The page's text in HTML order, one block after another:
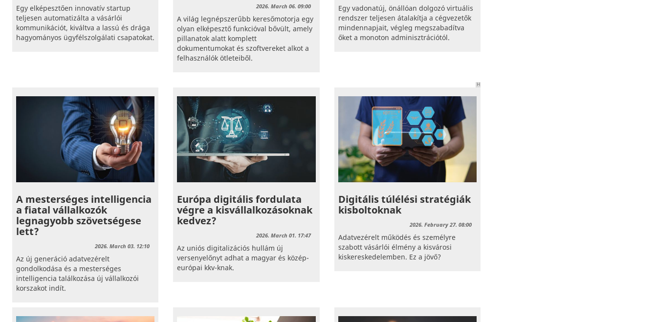
Egy elképesztően innovatív startup
teljesen automatizálta a vásárlói
kommunikációt, kiváltva a lassú és drága
hagyományos ügyfélszolgálati csapatokat.
2026. March 06. 09:00
A világ legnépszerűbb keresőmotorja egy
olyan elképesztő funkcióval bővült, amely
pillanatok alatt komplett
dokumentumokat és szoftvereket alkot a
felhasználók ötleteiből.
Egy vadonatúj, önállóan dolgozó virtuális
rendszer teljesen átalakítja a cégvezetők
mindennapjait, végleg megszabadítva
őket a monoton adminisztrációtól.
H
A mesterséges intelligencia
a fiatal vállalkozók
legnagyobb szövetségese
lett?
2026. March 03. 12:10
Az új generáció adatvezérelt
gondolkodása és a mesterséges
intelligencia találkozása új vállalkozói
korszakot indít.
Európa digitális fordulata
végre a kisvállalkozásoknak
kedvez?
2026. March 01. 17:47
Az uniós digitalizációs hullám új
versenyelőnyt adhat a magyar és közép-
európai kkv-knak.
Digitális túlélési stratégiák
kisboltoknak
2026. February 27. 08:00
Adatvezérelt működés és személyre
szabott vásárlói élmény a kisvárosi
kiskereskedelemben. Ez a jövő?